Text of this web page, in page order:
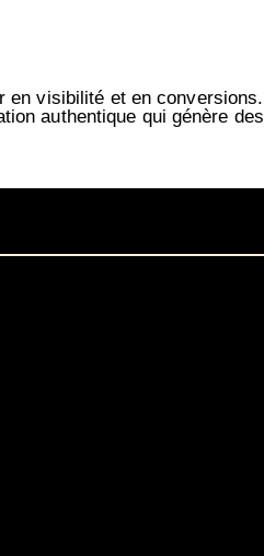
en visibilité et en conversions.
authentique qui génère des